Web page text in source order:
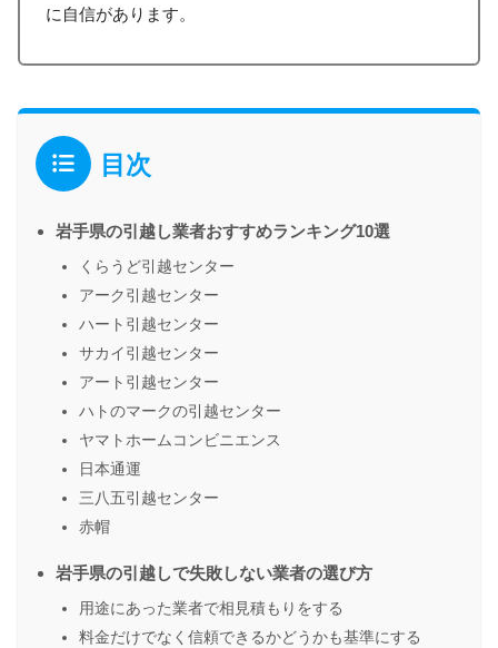
に自信があります。
目次
岩手県の引越し業者おすすめランキング10選
くらうど引越センター
アーク引越センター
ハート引越センター
サカイ引越センター
アート引越センター
ハトのマークの引越センター
ヤマトホームコンビニエンス
日本通運
三八五引越センター
赤帽
岩手県の引越しで失敗しない業者の選び方
用途にあった業者で相見積もりをする
料金だけでなく信頼できるかどうかも基準にする